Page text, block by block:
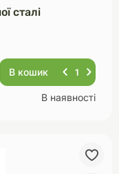
сталі
В кошик
В наявності